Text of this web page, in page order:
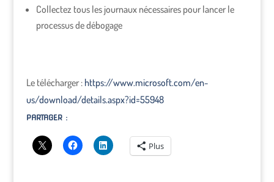
Collectez tous les journaux nécessaires pour lancer le
processus de débogage
Le télécharger : https://www.microsoft.com/en-
us/download/details.aspx?id=55948
PARTAGER :
Plus